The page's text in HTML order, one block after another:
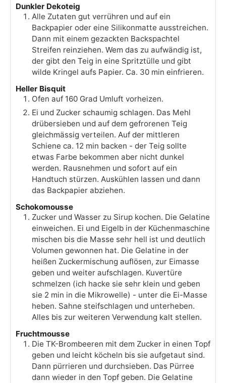
Dunkler Dekoteig
Alle Zutaten gut verrühren und auf ein
Backpapier oder eine Silikonmatte ausstreichen.
Dann mit einem gezackten Backspachtel
Streifen reinziehen. Wem das zu aufwändig ist,
der gibt den Teig in eine Spritztülle und gibt
wilde Kringel aufs Papier. Ca. 30 min einfrieren.
Heller Bisquit
Ofen auf 160 Grad Umluft vorheizen.
Ei und Zucker schaumig schlagen. Das Mehl
drübersieben und auf dem gefrorenen Teig
gleichmässig verteilen. Auf der mittleren
Schiene ca. 12 min backen - der Teig sollte
etwas Farbe bekommen aber nicht dunkel
werden. Rausnehmen und sofort auf ein
Handtuch stürzen. Auskühlen lassen und dann
das Backpapier abziehen.
Schokomousse
Zucker und Wasser zu Sirup kochen. Die Gelatine
einweichen. Ei und Eigelb in der Küchenmaschine
mischen bis die Masse sehr hell ist und deutlich
Volumen gewonnen hat. Die Gelatine in der
heißen Zuckermischung auflösen, zur Eimasse
geben und weiter aufschlagen. Kuvertüre
schmelzen (ich hacke sie sehr klein und geben
sie 2 min in die Mikrowelle) - unter die Ei-Masse
heben. Sahne steifschlagen und unterheben.
Alles bis zur weiteren Verwendung kalt stellen.
Fruchtmousse
Die TK-Brombeeren mit dem Zucker in einen Topf
geben und leicht köcheln bis sie aufgetaut sind.
Dann pürrieren und durchsieben. Das Pürree
dann wieder in den Topf geben. Die Gelatine